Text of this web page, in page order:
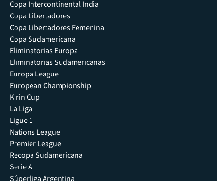
Copa Intercontinental India
Copa Libertadores
Copa Libertadores Femenina
Copa Sudamericana
Eliminatorias Europa
Eliminatorias Sudamericanas
Europa League
European Championship
Kirin Cup
La Liga
Ligue 1
Nations League
Premier League
Recopa Sudamericana
Serie A
Súperliga Argentina